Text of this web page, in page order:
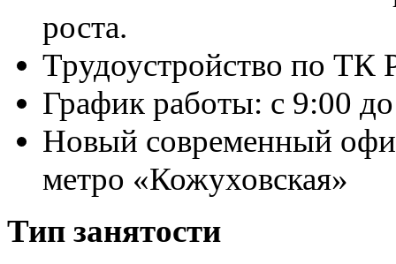
роста.
Трудоустройство по ТК
График работы: с 9:00
Новый современный
метро «Кожуховская»
Тип занятости